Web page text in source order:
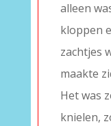
alleen
kloppen
zachtjes
maakte
Het was
knielen,